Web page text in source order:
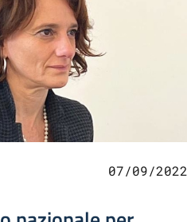
07/09/2022